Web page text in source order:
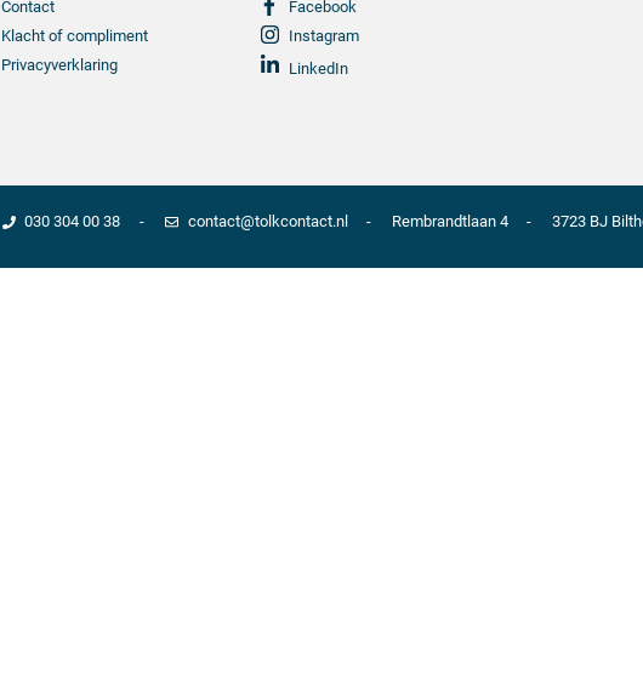
Contact
Klacht of compliment
Privacyverklaring
Facebook
Instagram
LinkedIn
030 304 00 38 contact@tolkcontact.nl Rembrandtlaan 4 3723 BJ